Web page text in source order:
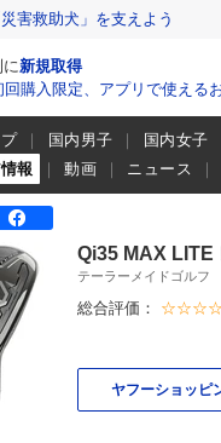
害救助犬」を支えよう
に新規取得
回購入限定、アプリで使える
国内男子 国内女子
報
動画 ニュース
Qi35 MAX LITE
テーラーメイドゴルフ
総合評価：
ヤフーショッピ